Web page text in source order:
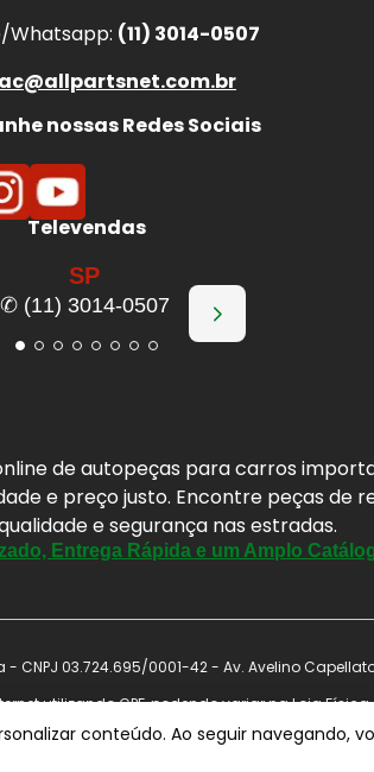
Whatsapp: (11) 3014-0507
nossas Redes Sociais
Televendas
SP
✆ (11) 3014-0507
de autopeças para carros
e preço justo. Encontre peças de
e segurança nas estradas.
Entrega Rápida e um Amplo
CNPJ 03.724.695/0001-42 - Av. Avelino
utilizando CPF, podendo variar na Loja
de concluir a compra. Vendas sujeitas a
conteúdo. Ao seguir navegando,